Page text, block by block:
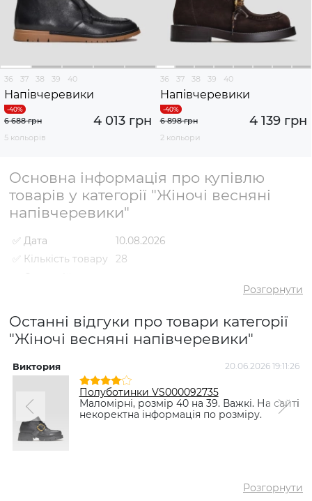
36 37 38 39 40
Напівчеревики
4 013 грн
6 688 грн
5 кольорів
36 37 38 39 40
Напівчеревики
4 139 грн
6 898 грн
2 кольори
Основна інформація про купівлю
товарів у категорії "Жіночі весняні
напівчеревики"
✅ Дата
10.08.2026
✅ Кількість товару
28
✅ Середній
✅ Найдешевший
товар
1790 грн
товар
Найпопулярніший
товар
Напівчеревики VS000085603
Коричневий - 2190 грн
Розгорнути
Останні відгуки про товари категорії
"Жіночі весняні напівчеревики"
Виктория 20.06.2026 19:11:26
Полуботинки VS000092735
Маломірні, розмір 40 на 39. Важкі. На сайті
некоректна інформація по розміру.
Розгорнути